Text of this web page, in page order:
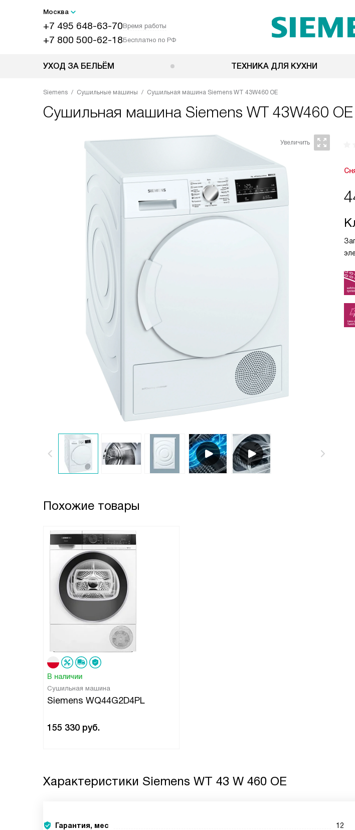
Москва
+7 495 648-63-70Время работы
+7 800 500-62-18Бесплатно по РФ
УХОД ЗА БЕЛЬЁМ ТЕХНИКА ДЛЯ КУХНИ
Siemens Сушильные машины Сушильная машина Siemens WT 43W460 OE
Сушильная машина Siemens WT 43W460 OE
Похожие товары
В наличии
Сушильная машина
Siemens WQ44G2D4PL
155 330 руб.
Характеристики Siemens WT 43 W 460 OE
Гарантия, мес
12